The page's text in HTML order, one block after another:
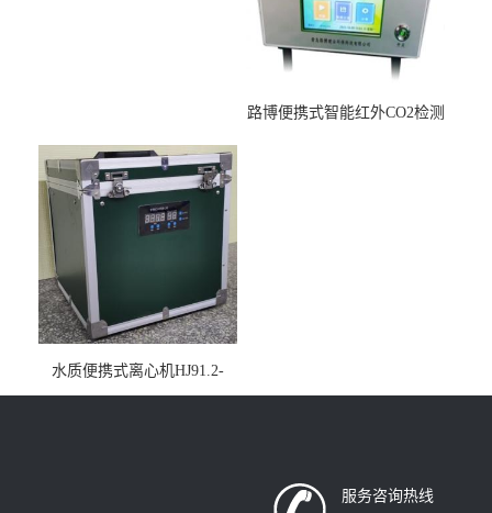
路博便携式智能红外CO2检测
水质便携式离心机HJ91.2-
2022地表水总磷监测内置有
服务咨询热线